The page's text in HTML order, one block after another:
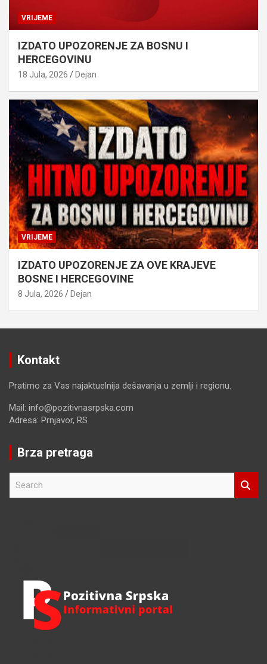
VRIJEME
IZDATO UPOZORENJE ZA BOSNU I
HERCEGOVINU
18 Jula, 2026 Dejan
VRIJEME
IZDATO UPOZORENJE ZA OVE KRAJEVE
BOSNE I HERCEGOVINE
8 Jula, 2026 Dejan
Kontakt
Pratimo za Vas najaktuelnija dešavanja u zemlji i regionu.
Mail: info@pozitivnasrpska.com
Adresa: Prnjavor, RS
Brza pretraga